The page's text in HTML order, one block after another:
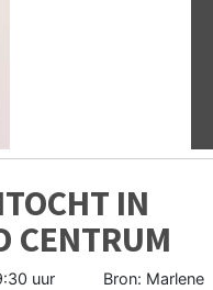
IN
CENTRUM
uur Bron: Marlene